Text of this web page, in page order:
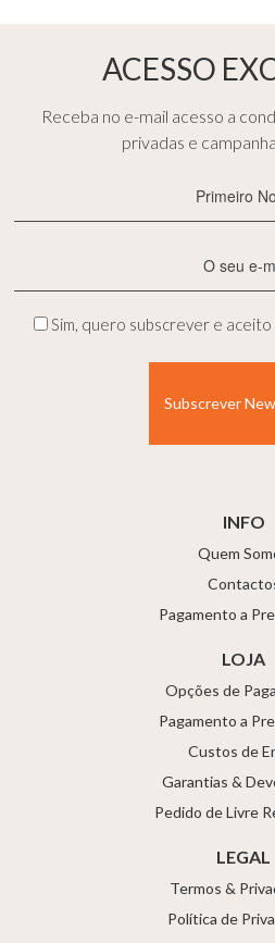
ACESSO
Receba no e-mail acesso a
privadas e
mail
Sim, quero subscrever e aceito
INFO
Quem
Pagamento a
LOJA
Opções de
Pagamento a
Custos de
Garantias &
Pedido de Livre
LEGAL
Termos &
Política de